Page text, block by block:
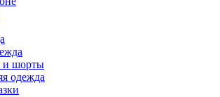
и шорты
одежда